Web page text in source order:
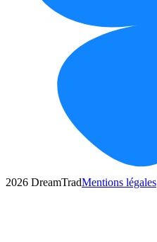
2026 DreamTradMentions légales